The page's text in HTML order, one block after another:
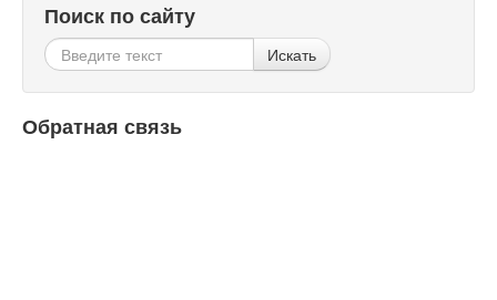
Поиск по сайту
Искать
Обратная связь